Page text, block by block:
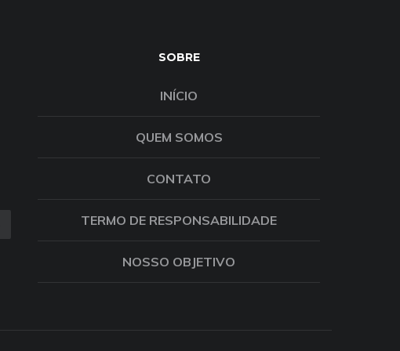
SOBRE
INÍCIO
QUEM SOMOS
CONTATO
TERMO DE RESPONSABILIDADE
NOSSO OBJETIVO